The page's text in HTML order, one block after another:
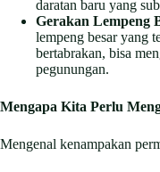
daratan baru yang
Gerakan Lempeng
lempeng besar yang
bertabrakan, bisa
pegunungan.
Mengapa Kita Perlu
Mengenal kenampakan